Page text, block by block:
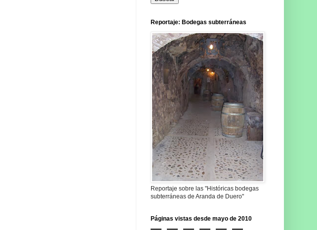
Reportaje: Bodegas subterráneas
Reportaje sobre las "Históricas bodegas
subterráneas de Aranda de Duero"
Páginas vistas desde mayo de 2010